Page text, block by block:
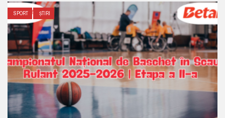
SPORT ȘTIRI